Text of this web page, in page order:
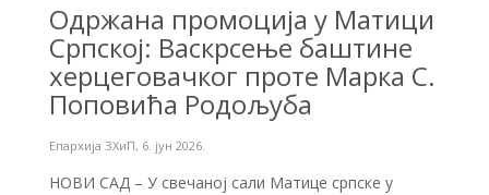
Одржана промоција у Матици
Српској: Васкрсење баштине
херцеговачког проте Марка С.
Поповића Родољуба
Епархија ЗХиП, 6. јун 2026.
​НОВИ САД – У свечаној сали Матице српске у